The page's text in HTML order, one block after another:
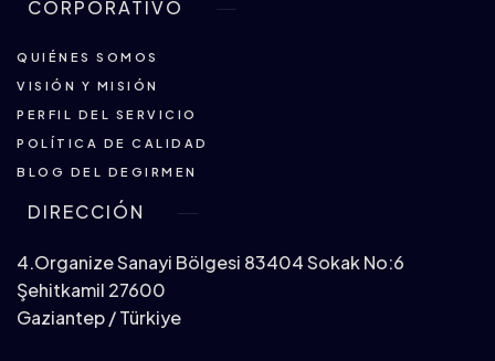
CORPORATIVO
QUIÉNES SOMOS
VISIÓN Y MISIÓN
PERFIL DEL SERVICIO
POLÍTICA DE CALIDAD
BLOG DEL DEGIRMEN
DIRECCIÓN
4.Organize Sanayi Bölgesi 83404 Sokak No:6
Şehitkamil 27600
Gaziantep / Türkiye